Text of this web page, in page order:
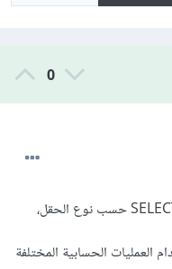
0
الحسابية المختلفة